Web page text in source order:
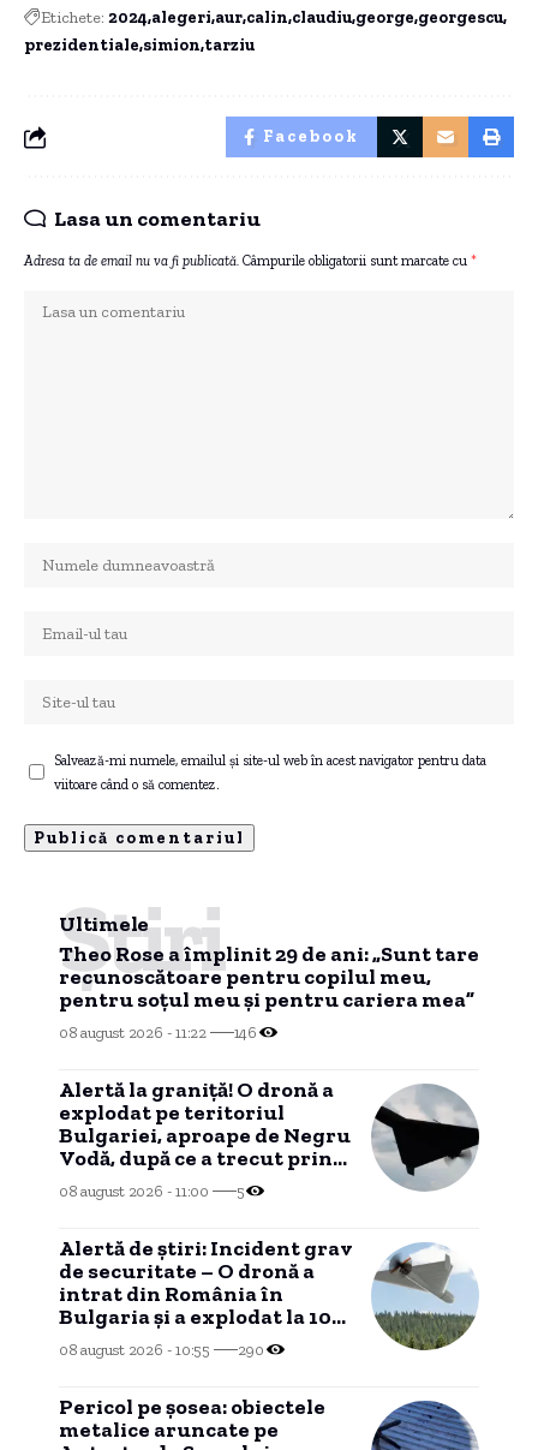
Etichete: 2024 alegeri aur calin claudiu george georgescu
prezidentiale simion tarziu
Facebook
Lasa un comentariu
Adresa ta de email nu va fi publicată. Câmpurile obligatorii sunt marcate cu *
Salvează-mi numele, emailul și site-ul web în acest navigator pentru data
viitoare când o să comentez.
Ultimele
Știri
Theo Rose a împlinit 29 de ani: „Sunt tare
recunoscătoare pentru copilul meu,
pentru soțul meu și pentru cariera mea”
08 august 2026 - 11:22 146
Alertă la graniță! O dronă a
explodat pe teritoriul
Bulgariei, aproape de Negru
Vodă, după ce a trecut prin
România.
08 august 2026 - 11:00 5
Alertă de știri: Incident grav
de securitate – O dronă a
intrat din România în
Bulgaria și a explodat la 100
de metri de graniță
08 august 2026 - 10:55 290
Pericol pe șosea: obiectele
metalice aruncate pe